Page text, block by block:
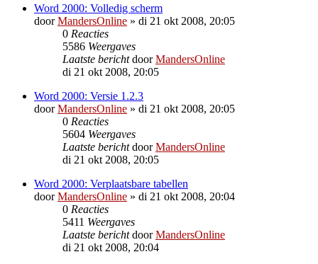
Word 2000: Volledig scherm
doorMandersOnline » di 21 okt 2008, 20:05
0 Reacties
5586 Weergaves
Laatste berichtdoorMandersOnline
di 21 okt 2008, 20:05
Word 2000: Versie 1.2.3
doorMandersOnline » di 21 okt 2008, 20:05
0 Reacties
5604 Weergaves
Laatste berichtdoorMandersOnline
di 21 okt 2008, 20:05
Word 2000: Verplaatsbare tabellen
doorMandersOnline » di 21 okt 2008, 20:04
0 Reacties
5411 Weergaves
Laatste berichtdoorMandersOnline
di 21 okt 2008, 20:04